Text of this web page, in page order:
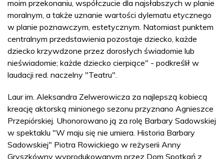
moim przekonaniu, współczucie dla najsłabszych w planie
moralnym, a także uznanie wartości dylematu etycznego
w planie poznawczym, estetycznym. Natomiast punktem
centralnym przedstawienia pozostaje dziecko, każde
dziecko krzywdzone przez dorosłych świadomie lub
nieświadomie; każde dziecko cierpiące" - podkreślił w
laudacji red. naczelny "Teatru".
Laur im. Aleksandra Zelwerowicza za najlepszą kobiecą
kreację aktorską minionego sezonu przyznano Agnieszce
Przepiórskiej. Uhonorowano ją za rolę Barbary Sadowskiej
w spektaklu "W maju się nie umiera. Historia Barbary
Sadowskiej" Piotra Rowickiego w reżyserii Anny
Gryszkówny wyprodukowanym przez Dom Spotkań z